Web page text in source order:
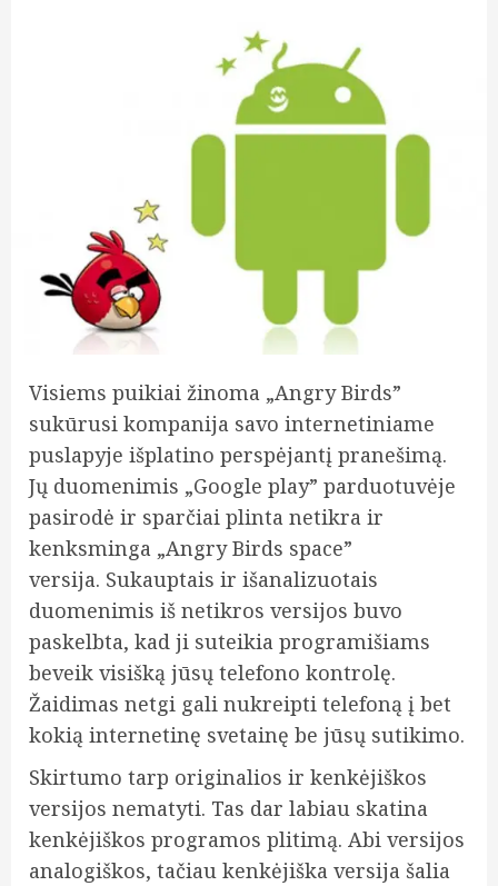
Visiems puikiai žinoma „Angry Birds”
sukūrusi kompanija savo internetiniame
puslapyje išplatino perspėjantį pranešimą.
Jų duomenimis „Google play” parduotuvėje
pasirodė ir sparčiai plinta netikra ir
kenksminga „Angry Birds space”
versija. Sukauptais ir išanalizuotais
duomenimis iš netikros versijos buvo
paskelbta, kad ji suteikia programišiams
beveik visišką jūsų telefono kontrolę.
Žaidimas netgi gali nukreipti telefoną į bet
kokią internetinę svetainę be jūsų sutikimo.
Skirtumo tarp originalios ir kenkėjiškos
versijos nematyti. Tas dar labiau skatina
kenkėjiškos programos plitimą. Abi versijos
analogiškos, tačiau kenkėjiška versija šalia